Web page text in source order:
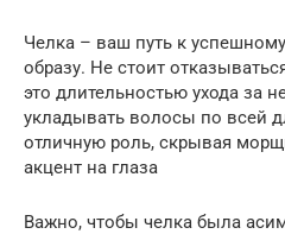
Челка – ваш путь к
образу. Не стоит
это длительностью ухода за
укладывать волосы по всей
отличную роль, скрывая
акцент на глаза
Важно, чтобы челка была